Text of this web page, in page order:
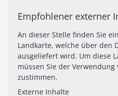
Empfohlener externer
An dieser Stelle finden Sie
Landkarte, welche über den
ausgeliefert wird. Um diese
müssen Sie der
zustimmen.
Externe Inhalte